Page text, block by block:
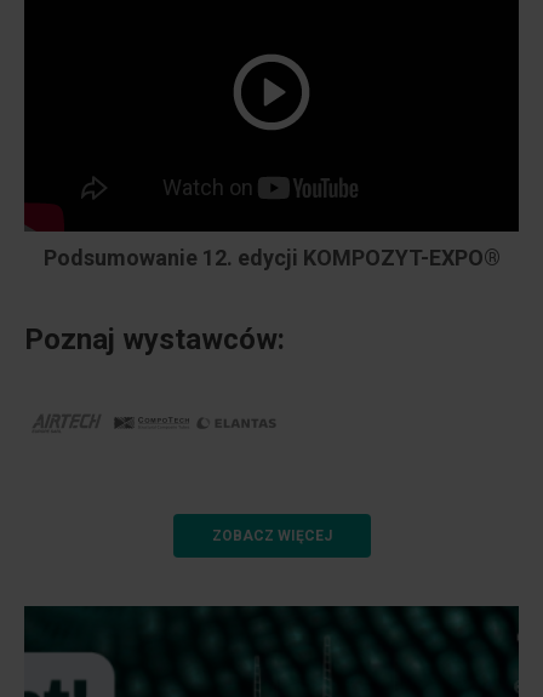
Podsumowanie 12. edycji KOMPOZYT-EXPO®
Poznaj wystawców:
Poznaj wystawców:
ZOBACZ WIĘCEJ
DOŁĄCZ DO WYDARZENIA PLN